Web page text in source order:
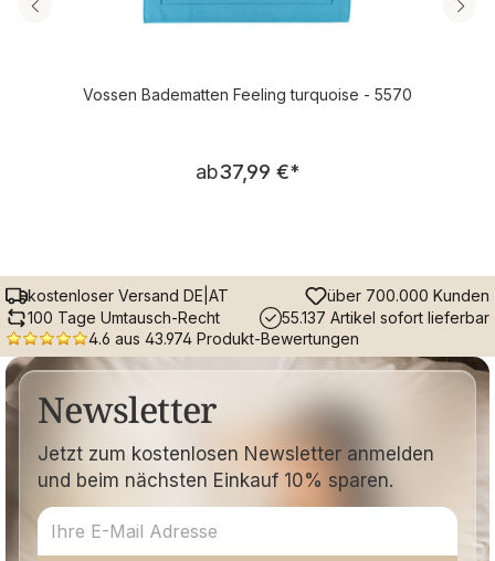
Vossen Badematten Feeling turquoise - 5570
Regulärer Preis:
ab37,99 €*
kostenloser Versand DE|AT
über 700.000 Kunden
100 Tage Umtausch-Recht
55.137 Artikel sofort lieferbar
4.6 aus 43.974 Produkt-Bewertungen
Newsletter
Jetzt zum kostenlosen Newsletter anmelden
und beim nächsten Einkauf 10% sparen.